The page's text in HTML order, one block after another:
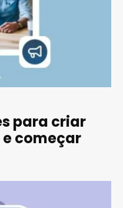
para criar
começar